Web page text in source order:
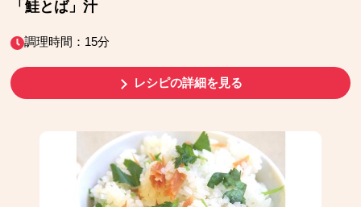
「鮭とば」汁
調理時間：15分
レシピの詳細を見る